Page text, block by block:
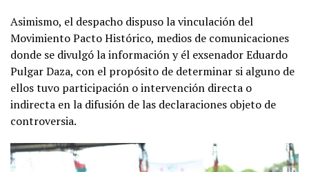
Asimismo, el despacho dispuso la vinculación del
Movimiento Pacto Histórico, medios de comunicaciones
donde se divulgó la información y él exsenador Eduardo
Pulgar Daza, con el propósito de determinar si alguno de
ellos tuvo participación o intervención directa o
indirecta en la difusión de las declaraciones objeto de
controversia.